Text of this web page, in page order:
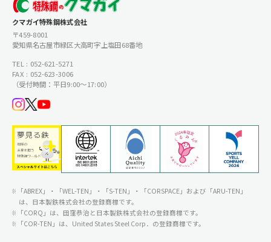
クマガイ特殊鋼株式会社
〒459-8001
愛知県名古屋市緑区大高町字上塩田68番地
TEL : 052-621-5271
FAX : 052-623-3006
（受付時間：平日9:00〜17:00）
「ABREX」・「WEL-TEN」・「S-TEN」・「CORSPACE」および「ARU-TEN」
は、日本製鉄株式会社の登録商標です。
「CORQ」は、田窪恭治と日本製鉄株式会社の登録商標です。
「COR-TEN」は、United States Steel Corp．の登録商標です。